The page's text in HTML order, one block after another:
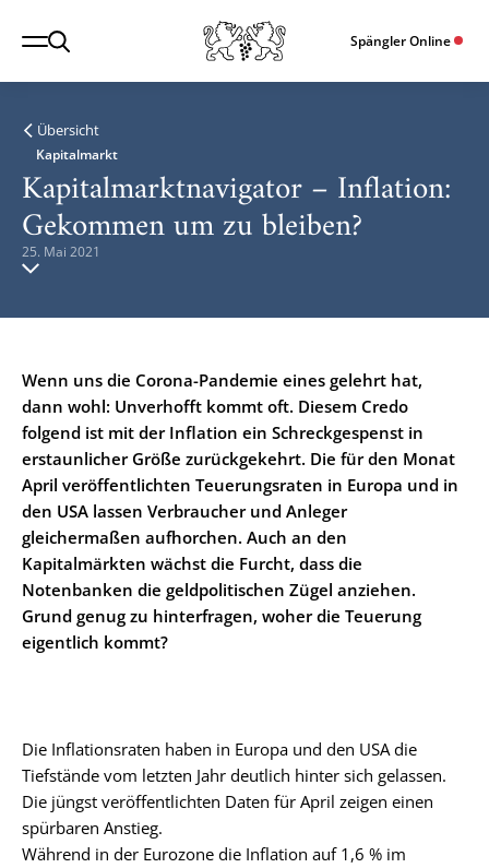
Spängler Online
Übersicht
Kapitalmarkt
Kapitalmarktnavigator – Inflation:
Gekommen um zu bleiben?
25. Mai 2021
Wenn uns die Corona-Pandemie eines gelehrt hat,
dann wohl: Unverhofft kommt oft. Diesem Credo
folgend ist mit der Inflation ein Schreckgespenst in
erstaunlicher Größe zurückgekehrt. Die für den Monat
April veröffentlichten Teuerungsraten in Europa und in
den USA lassen Verbraucher und Anleger
gleichermaßen aufhorchen. Auch an den
Kapitalmärkten wächst die Furcht, dass die
Notenbanken die geldpolitischen Zügel anziehen.
Grund genug zu hinterfragen, woher die Teuerung
eigentlich kommt?
Die Inflationsraten haben in Europa und den USA die
Tiefstände vom letzten Jahr deutlich hinter sich gelassen.
Die jüngst veröffentlichten Daten für April zeigen einen
spürbaren Anstieg.
Während in der Eurozone die Inflation auf 1,6 % im